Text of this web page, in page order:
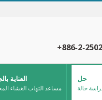
+886-2-
العناية
مساعد التهاب الغشاء
حل
حالة